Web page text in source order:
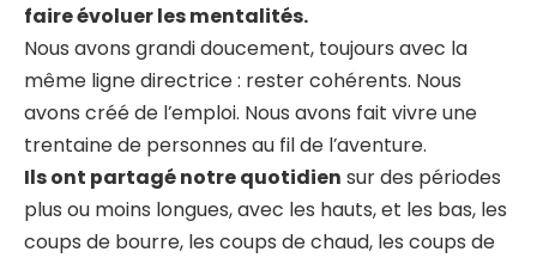
faire évoluer les mentalités.
Nous avons grandi doucement, toujours avec la
même ligne directrice : rester cohérents. Nous
avons créé de l’emploi. Nous avons fait vivre une
trentaine de personnes au fil de l’aventure.
Ils ont partagé notre quotidien sur des périodes
plus ou moins longues, avec les hauts, et les bas, les
coups de bourre, les coups de chaud, les coups de